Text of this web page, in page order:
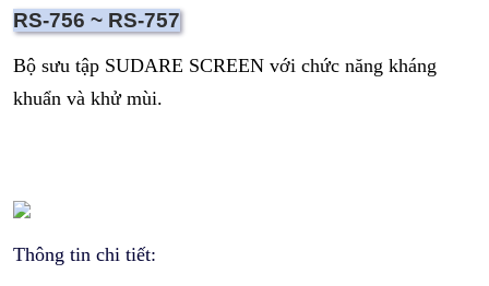
RS-756 ~ RS-757
Bộ sưu tập SUDARE SCREEN với chức năng kháng
khuẩn và khử mùi.
Thông tin chi tiết: